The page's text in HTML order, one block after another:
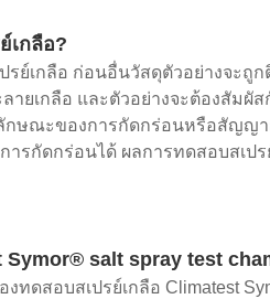
เกลือ?
รย์เกลือ ก่อนอื่นวัสดุตัวอย่างจะ
ลายเกลือ และตัวอย่างจะต้องสัม
กษณะของการกัดกร่อนหรือสัญญ
ารกัดกร่อนได้ ผลการทดสอบสเ
salt spray test
ทดสอบสเปรย์เกลือ Climatest